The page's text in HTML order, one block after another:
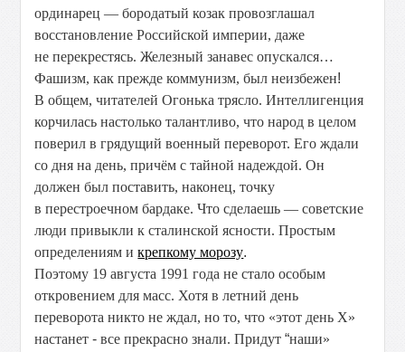
ординарец — бородатый козак провозглашал
восстановление Российской империи, даже
не перекрестясь. Железный занавес опускался…
Фашизм, как прежде коммунизм, был неизбежен!
В общем, читателей Огонька трясло. Интеллигенция
корчилась настолько талантливо, что народ в целом
поверил в грядущий военный переворот. Его ждали
со дня на день, причём с тайной надеждой. Он
должен был поставить, наконец, точку
в перестроечном бардаке. Что сделаешь — советские
люди привыкли к сталинской ясности. Простым
определениям икрепкому морозу.
Поэтому 19 августа 1991 года не стало особым
откровением для масс. Хотя в летний день
переворота никто не ждал, но то, что «этот день Х»
настанет - все прекрасно знали. Придут“наши»